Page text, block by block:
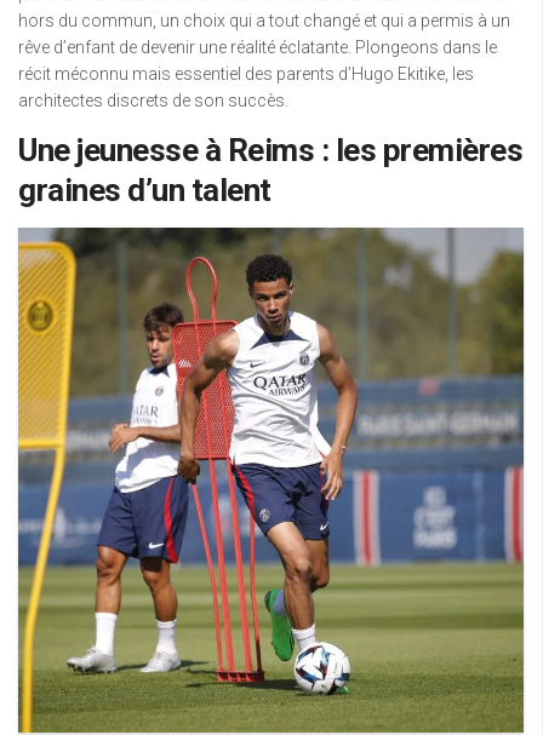
hors du commun, un choix qui a tout changé et qui a permis à un
rêve d’enfant de devenir une réalité éclatante. Plongeons dans le
récit méconnu mais essentiel des parents d’Hugo Ekitike, les
architectes discrets de son succès.
Une jeunesse à Reims : les premières
graines d’un talent